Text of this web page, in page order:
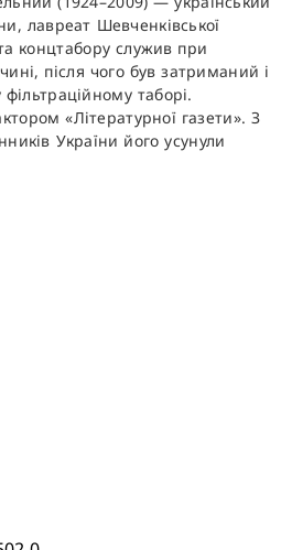
лавреат Шевченківської
концтабору служив при
після чого був затриманий і
таборі.
«Літературної газети». З
України його усунули